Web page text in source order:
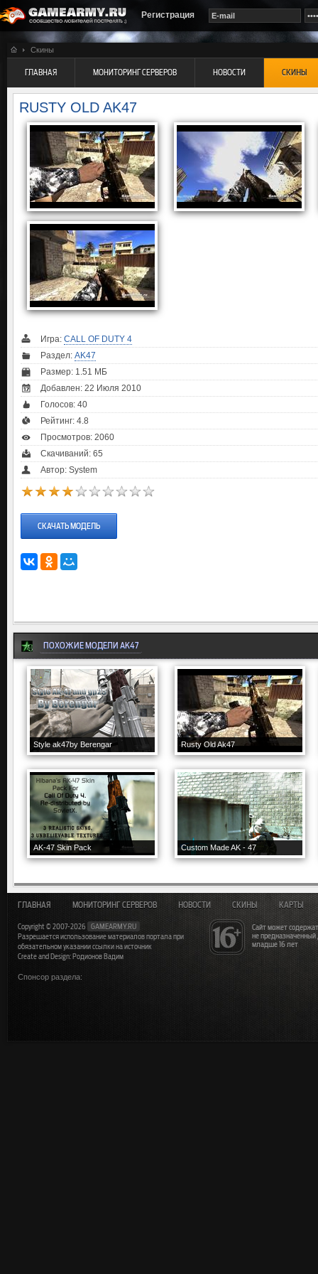
Регистрация
Скины
ГЛАВНАЯ МОНИТОРИНГ СЕРВЕРОВ НОВОСТИ СКИНЫ
RUSTY OLD AK47
Игра: CALL OF DUTY 4
Раздел: AK47
Размер: 1.51 МБ
Добавлен: 22 Июля 2010
Голосов: 40
Рейтинг: 4.8
Просмотров: 2060
Скачиваний: 65
Автор: System
СКАЧАТЬ МОДЕЛЬ
ПОХОЖИЕ МОДЕЛИ AK47
Style ak47by Berengar Rusty Old Ak47
AK-47 Skin Pack Custom Made AK - 47
Сайт может
не
младше 16 лет
ГЛАВНАЯ МОНИТОРИНГ СЕРВЕРОВ НОВОСТИ СКИНЫ КАРТЫ
Copyright © 2007-2026
GAMEARMY.RU
Разрешается использование материалов портала при
обязательном указании ссылки на источник
Create and Design: Родионов Вадим
Спонсор раздела: